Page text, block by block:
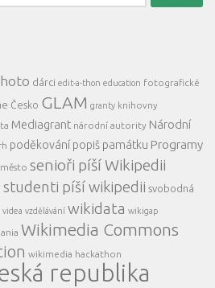
dárci edit-a-thon education fotografické
Česko GLAM granty knihovny
Mediagrant národní autority Národní
poděkování popiš památku Programy
senioři píší Wikipedii
studenti píší wikipedii svobodná
videa vzdělávání wikidata wikigap
Wikimedia Commons
wikimedia hackathon
republika